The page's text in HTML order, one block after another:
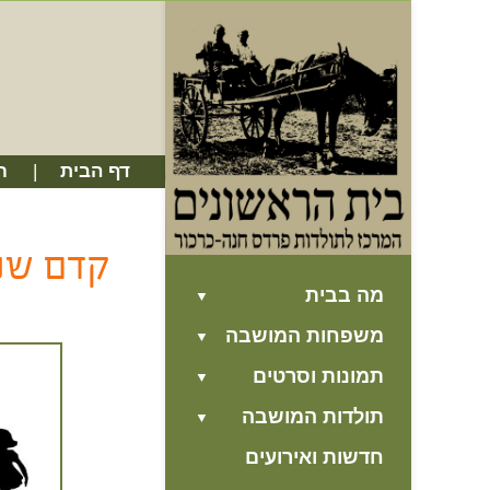
דף הבית
מה בבית
משפחות המושבה
תמונות וסרטים
תולדות המושבה
חדשות ואירועים
קדם